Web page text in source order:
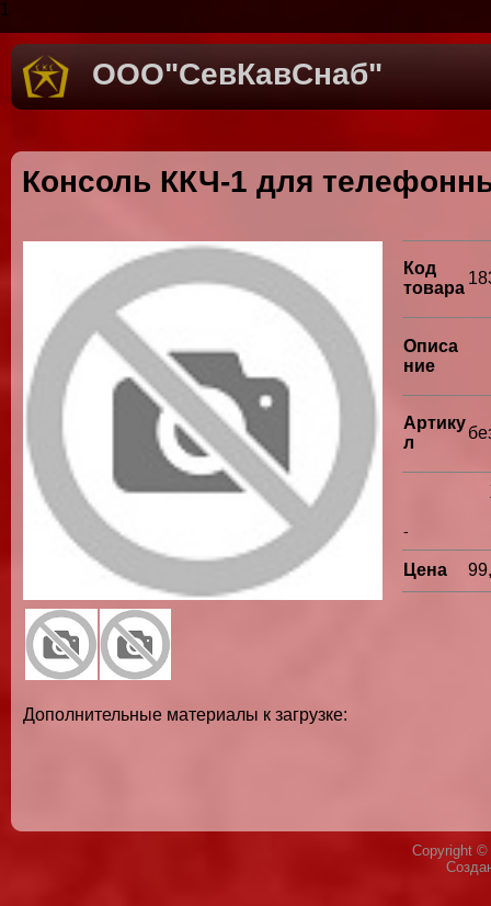
1
ООО"СевКавСнаб"
Консоль ККЧ-1 для
Дополнительные материалы к загрузке:
Код
товара
Описа
ние
Артику
л
-
Цена
Copyright